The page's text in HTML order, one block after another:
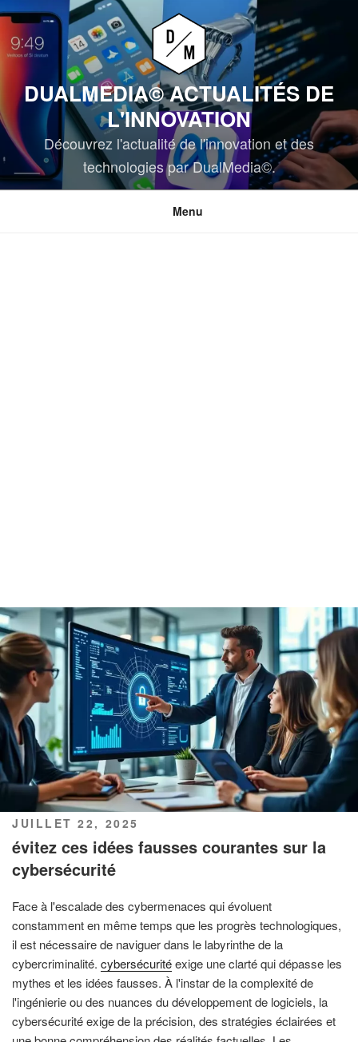
Aller
au
contenu
DUALMEDIA© ACTUALITÉS DE
L'INNOVATION
Découvrez l'actualité de l'innovation et des
technologies par DualMedia©.
Menu
PUBLIÉ
LE
JUILLET 22, 2025
évitez ces idées fausses courantes sur la
cybersécurité
Face à l'escalade des cybermenaces qui évoluent
constamment en même temps que les progrès technologiques,
il est nécessaire de naviguer dans le labyrinthe de la
cybercriminalité. cybersécuritéexige une clarté qui dépasse les
mythes et les idées fausses. À l'instar de la complexité de
l'ingénierie ou des nuances du développement de logiciels, la
cybersécurité exige de la précision, des stratégies éclairées et